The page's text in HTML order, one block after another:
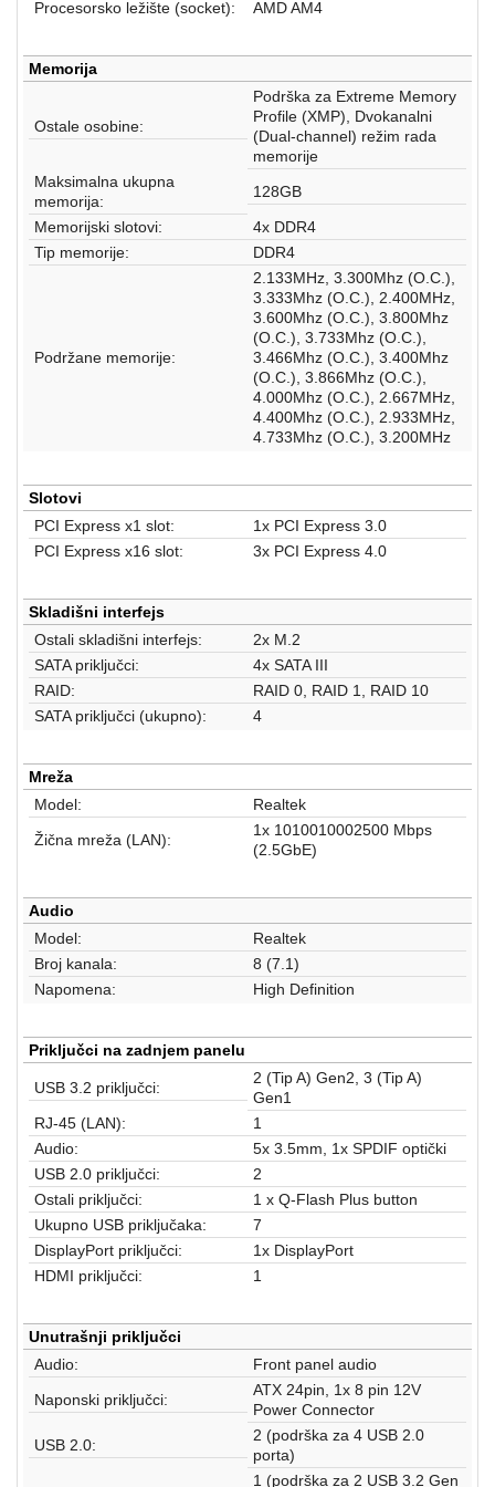
kategorije
Procesorsko ležište (socket):
AMD AM4
Memorija
Ostale osobine:
Podrška za Extreme Memory
Profile (XMP), Dvokanalni
(Dual-channel) režim rada
memorije
Maksimalna ukupna
memorija:
128GB
Memorijski slotovi:
4x DDR4
Tip memorije:
DDR4
Podržane memorije:
2.133MHz, 3.300Mhz (O.C.),
3.333Mhz (O.C.), 2.400MHz,
3.600Mhz (O.C.), 3.800Mhz
(O.C.), 3.733Mhz (O.C.),
3.466Mhz (O.C.), 3.400Mhz
(O.C.), 3.866Mhz (O.C.),
4.000Mhz (O.C.), 2.667MHz,
4.400Mhz (O.C.), 2.933MHz,
4.733Mhz (O.C.), 3.200MHz
Slotovi
PCI Express x1 slot:
1x PCI Express 3.0
PCI Express x16 slot:
3x PCI Express 4.0
Skladišni interfejs
Ostali skladišni interfejs:
2x M.2
SATA priključci:
4x SATA III
RAID:
RAID 0, RAID 1, RAID 10
SATA priključci (ukupno):
4
Mreža
Model:
Realtek
Žična mreža (LAN):
1x 1010010002500 Mbps
(2.5GbE)
Audio
Model:
Realtek
Broj kanala:
8 (7.1)
Napomena:
High Definition
Priključci na zadnjem panelu
USB 3.2 priključci:
2 (Tip A) Gen2, 3 (Tip A)
Gen1
RJ-45 (LAN):
1
Audio:
5x 3.5mm, 1x SPDIF optički
USB 2.0 priključci:
2
Ostali priključci:
1 x Q-Flash Plus button
Ukupno USB priključaka:
7
DisplayPort priključci:
1x DisplayPort
HDMI priključci:
1
Unutrašnji priključci
Audio:
Front panel audio
Naponski priključci:
ATX 24pin, 1x 8 pin 12V
Power Connector
USB 2.0:
2 (podrška za 4 USB 2.0
porta)
1 (podrška za 2 USB 3.2 Gen